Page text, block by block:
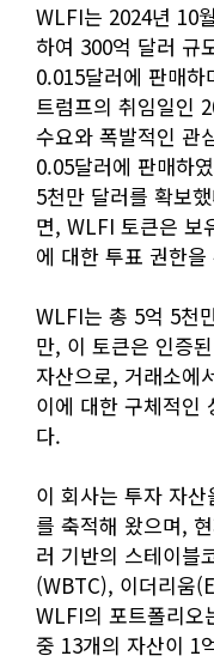
WLFI는 2024년 10
하여 300억 달러 규
0.015달러에 판매
트럼프의 취임일인
수요와 폭발적인 관
0.05달러에 판매하
5천만 달러를 확보
면, WLFI 토큰은 보
에 대한 투표 권한
WLFI는 총 5억 5천
만, 이 토큰은 인증
자산으로, 거래소에
이에 대한 구체적인
다.
이 회사는 투자 자
를 축적해 왔으며,
러 기반의 스테이블
(WBTC), 이더리움
WLFI의 포트폴리오
중 13개의 자산이 1